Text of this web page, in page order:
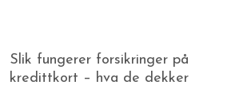
Slik fungerer forsikringer på
kredittkort – hva de dekker